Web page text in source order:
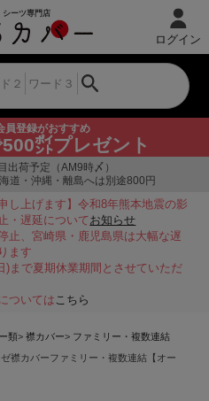
員登録がおすすめ
㌽プレゼント
ログイン
出荷予定（AM9時〆）
道・沖縄・離島へは別途800円
し上げます】令和8年熊本地震の影
・遅延についてお知らせ
止、宮崎県・鹿児島県は大幅な遅
ます
)まで夏期休業期間とさせていただ
ついてはこちら
類 襟カバー
ファミリー・複数連結
襟カバーファミリー・複数連結【オー